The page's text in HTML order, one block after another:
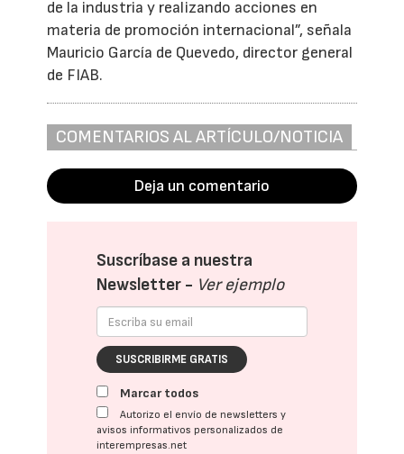
de la industria y realizando acciones en
materia de promoción internacional”, señala
Mauricio García de Quevedo, director general
de FIAB.
COMENTARIOS AL ARTÍCULO/NOTICIA
Deja un comentario
Suscríbase a nuestra
Newsletter - Ver ejemplo
SUSCRIBIRME GRATIS
Marcar todos
Autorizo el envío de newsletters y
avisos informativos personalizados de
interempresas.net